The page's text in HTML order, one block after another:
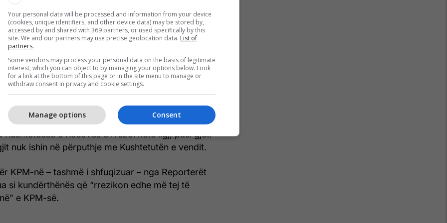
pa Kufij gjeti se në Kosovë, Sllovaki, Bosnje e
mediat janë duke u përballur me krizë
të shkurtimeve buxhetore dhe kontrollit
gjithë kritikat e mëdha, Kuvendi i Kosovës e
e Pavarur për Media (KPM), i cili, veç
licencimin e mediave online, mbikëqyrjen e tyre
mijë euro.
Kushtetuese e Kosovës e rrëzoi këtë ligj, pasi gjeti
nuk ishin në përputhje me Kushtetutën e vendit.
KPM-në – tashmë i shfuqizuar – nga Reporterët
si kundërthënës që “rrezikon edhe më tej të
e KPM-së.
Your personal data will be processed and information from your device
(cookies, unique identifiers, and other device data) may be stored by,
accessed by and shared with 369 partners, or used specifically by this
site. We and our partners may use precise geolocation data. List of
partners.
Some vendors may process your personal data on the basis of legitimate
interest, which you can object to by managing your options below. Look
for a link at the bottom of this page or in the site menu to manage or
withdraw consent in privacy and cookie settings.
Consent
Manage options